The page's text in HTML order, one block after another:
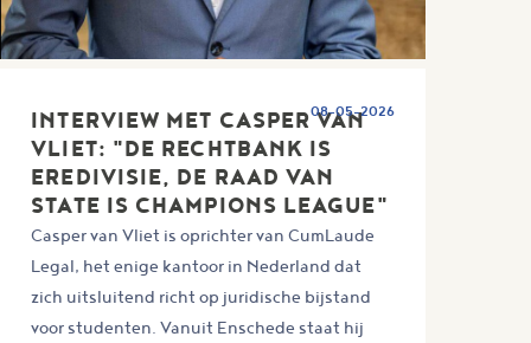
INTERVIEW MET CASPER VAN
VLIET: "DE RECHTBANK IS
EREDIVISIE, DE RAAD VAN
STATE IS CHAMPIONS LEAGUE"
08-05-2026
Casper van Vliet is oprichter van CumLaude
Legal, het enige kantoor in Nederland dat
zich uitsluitend richt op juridische bijstand
voor studenten. Vanuit Enschede staat hij